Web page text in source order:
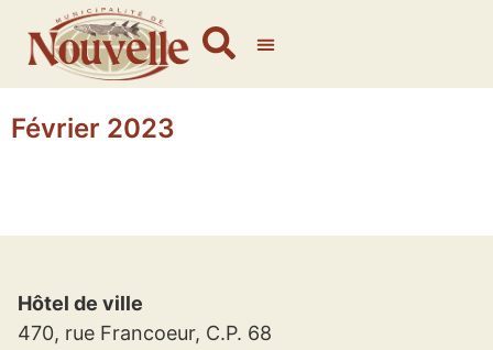
Février 2023
Hôtel de ville
470, rue Francoeur, C.P. 68